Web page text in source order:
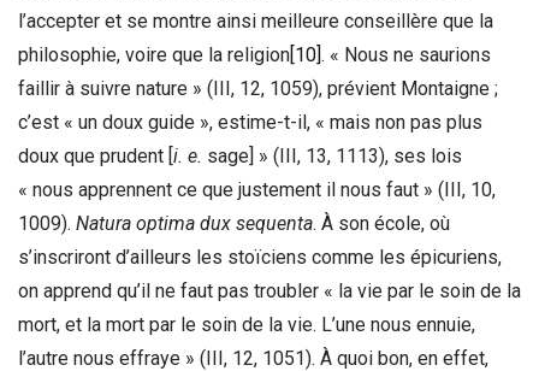
l’accepter et se montre ainsi meilleure conseillère que la
philosophie, voire que la religion[10]. « Nous ne saurions
faillir à suivre nature » (III, 12, 1059), prévient Montaigne ;
c’est « un doux guide », estime-t-il, « mais non pas plus
doux que prudent [i. e. sage] » (III, 13, 1113), ses lois
« nous apprennent ce que justement il nous faut » (III, 10,
1009). Natura optima dux sequenta. À son école, où
s’inscriront d’ailleurs les stoïciens comme les épicuriens,
on apprend qu’il ne faut pas troubler « la vie par le soin de la
mort, et la mort par le soin de la vie. L’une nous ennuie,
l’autre nous effraye » (III, 12, 1051). À quoi bon, en effet,